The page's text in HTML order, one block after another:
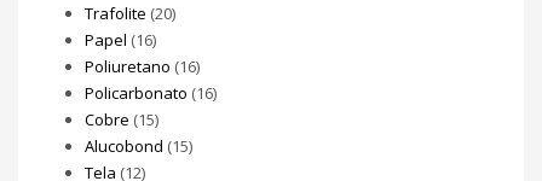
Trafolite (20)
Papel (16)
Poliuretano (16)
Policarbonato (16)
Cobre (15)
Alucobond (15)
Tela (12)